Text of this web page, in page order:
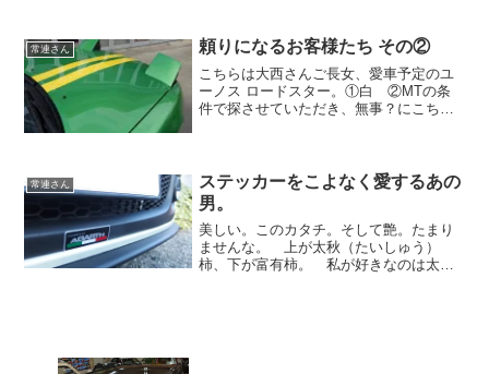
ーパー。 日産といっ...
常連さん 頼りになるお客様たち その②
こちらは大西さんご長女、愛車予定のユ
ーノス ロードスター。①白 ②MTの条
件で探させていただき、無事？にこちら
快音を響かせ颯爽と登場...
常連さん
ステッカーをこよなく愛するあの
男。
美しい。このカタチ。そして艶。たまり
ませんな。 上が太秋（たいしゅう）
柿、下が富有柿。 私が好きなのは太秋